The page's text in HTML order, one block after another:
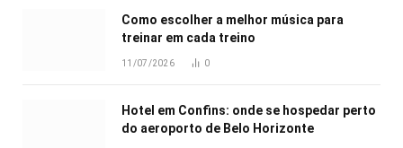
Como escolher a melhor música para
treinar em cada treino
11/07/2026 0
Hotel em Confins: onde se hospedar perto
do aeroporto de Belo Horizonte